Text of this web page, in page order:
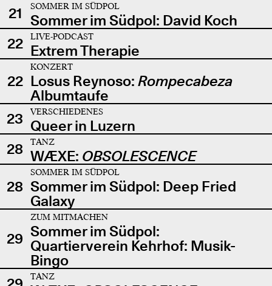
21
SOMMER IM SÜDPOL
Sommer im Südpol: David Koch
22
LIVE-PODCAST
Extrem Therapie
22
KONZERT
Losus Reynoso: Rompecabeza
Albumtaufe
23
VERSCHIEDENES
Queer in Luzern
28
TANZ
WÆXE: OBSOLESCENCE
28
SOMMER IM SÜDPOL
Sommer im Südpol: Deep Fried
Galaxy
29
ZUM MITMACHEN
Sommer im Südpol:
Quartierverein Kehrhof: Musik-
Bingo
TANZ